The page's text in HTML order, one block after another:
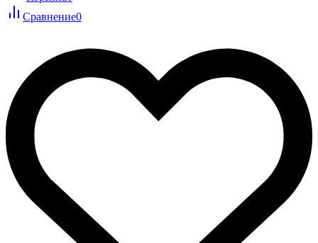
Сравнение0